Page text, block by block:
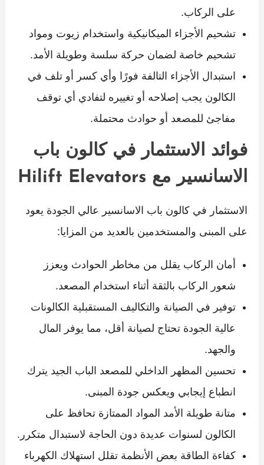
على الركاب.
تشحيم الأجزاء الميكانيكية واستخدام زيوت ومواد
تشحيم خاصة لضمان حركة سلسة وطويلة الأمد.
استبدال الأجزاء التالفة فورًا وأي كسر أو تلف في
الكالون يجب إصلاحه أو تغييره لتفادي أي توقف
مفاجئ للمصعد أو حوادث محتملة.
فوائد الاستثمار في كالون باب
الاسانسير مع Hilift Elevators
الاستثمار في كالون باب الاسانسير عالي الجودة يعود
على المبنى والمستخدمين بالعديد من المزايا:
أمان الركاب يقلل من مخاطر الحوادث ويعزز
شعور الركاب بالثقة أثناء استخدام المصعد.
توفير في الصيانة والتكاليف المستقبلية الكالونات
عالية الجودة تحتاج لصيانة أقل، مما يوفر المال
والجهد.
تحسين المظهر الداخلي للمصعد الباب الجيد يترك
انطباع إيجابي ويعكس جودة المبنى.
متانة طويلة الأمد المواد الممتازة تحافظ على
الكالون لسنوات عديدة دون الحاجة لاستبدال متكرر.
كفاءة الطاقة بعض الأنظمة تقلل استهلاك الكهرباء